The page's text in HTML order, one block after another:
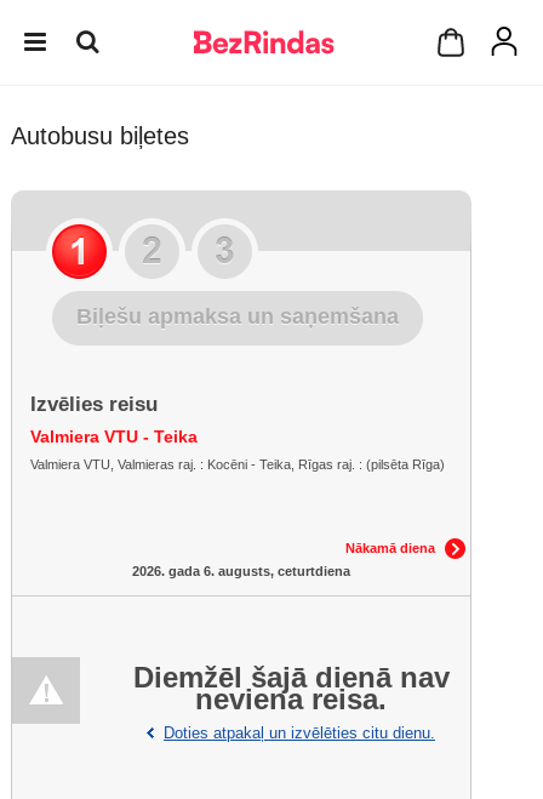
Autobusu biļetes
Biļešu apmaksa un saņemšana
Izvēlies reisu
Valmiera VTU - Teika
Valmiera VTU, Valmieras raj. : Kocēni - Teika, Rīgas raj. : (pilsēta Rīga)
Nākamā diena
2026. gada 6. augusts, ceturtdiena
Diemžēl šajā dienā nav
neviena reisa.
Doties atpakaļ un izvēlēties citu dienu.